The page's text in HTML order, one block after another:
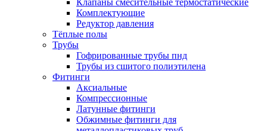
Клапаны смесительные термостатические
Комплектующие
Редуктор давления
Тёплые полы
Трубы
Гофрированные трубы пнд
Трубы из сшитого полиэтилена
Фитинги
Аксиальные
Компрессионные
Латунные фитинги
Обжимные фитинги для